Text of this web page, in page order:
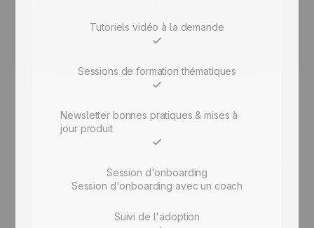
Tutoriels vidéo à la demande
Sessions de formation thématiques
Newsletter bonnes pratiques & mises à
jour produit
Session d'onboarding
Session d'onboarding avec un coach
Suivi de l'adoption